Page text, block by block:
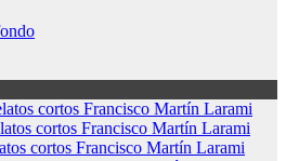
cortos Francisco Martín Larami
cortos Francisco Martín Larami
cortos Francisco Martín Larami